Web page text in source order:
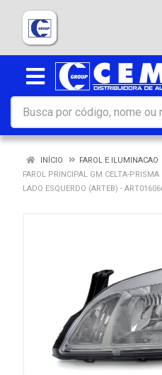
INÍCIO FAROL E ILUMINACAO
FAROL PRINCIPAL GM CELTA-
LADO ESQUERDO (ARTEB) -